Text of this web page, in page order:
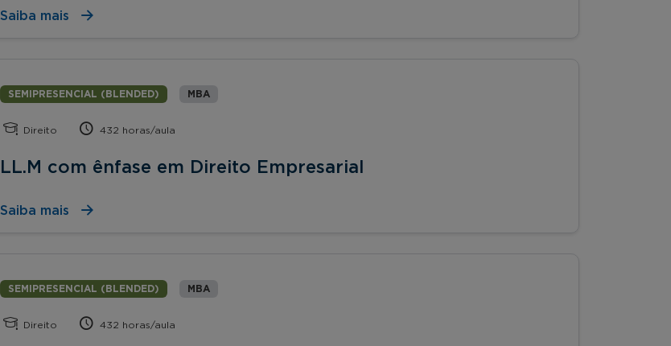
Saiba mais
SEMIPRESENCIAL (BLENDED) MBA
Direito 432 horas/aula
LL.M com ênfase em Direito Empresarial
Saiba mais
SEMIPRESENCIAL (BLENDED) MBA
Direito 432 horas/aula